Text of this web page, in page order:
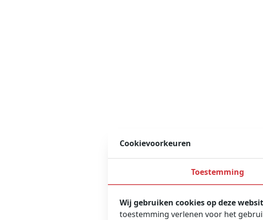
Cookievoorkeuren
Toestemming
Wij gebruiken cookies op deze
toestemming verlenen voor het